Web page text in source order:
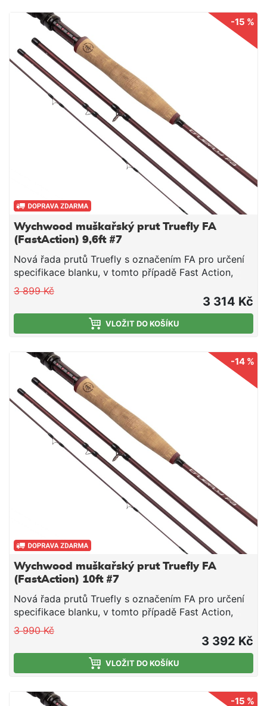
-15 %
Wychwood muškařský prut Truefly FA
(FastAction) 9,6ft #7
Nová řada prutů Truefly s označením FA pro určení
specifikace blanku, v tomto případě Fast Action,
tedy rychlá akce. Krásný design s maximálním
výkonem.
3 899 Kč
3 314 Kč
VLOŽIT DO KOŠÍKU
-14 %
Wychwood muškařský prut Truefly FA
(FastAction) 10ft #7
Nová řada prutů Truefly s označením FA pro určení
specifikace blanku, v tomto případě Fast Action,
tedy rychlá akce. Krásný design s maximálním
výkonem.
3 990 Kč
3 392 Kč
VLOŽIT DO KOŠÍKU
-15 %